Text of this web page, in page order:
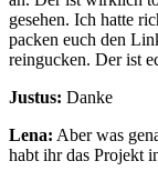
gesehen. Ich hatte
packen euch den
reingucken. Der ist
Justus: Danke
Lena: Aber was
habt ihr das Projekt